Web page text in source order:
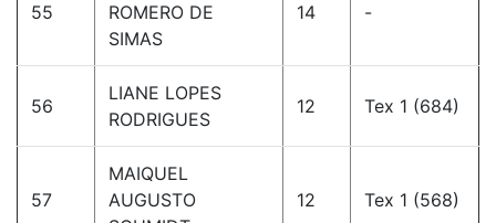
55
ROMERO DE
SIMAS
14 -
56
LIANE LOPES
RODRIGUES
12 Tex 1 (684)
57
MAIQUEL
AUGUSTO
12 Tex 1 (568)